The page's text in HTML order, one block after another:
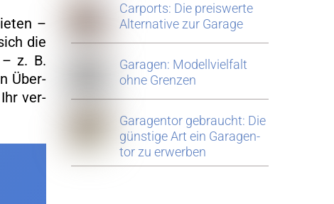
–
die
z. B.
Über­
Ihr ver­
Car­ports: Die preis­wer­te
Al­ter­na­ti­ve zur Ga­ra­ge
Ga­ra­gen: Mo­dell­viel­falt
ohne Gren­zen
Ga­ra­gen­tor ge­braucht: Die
güns­ti­ge Art ein Ga­ra­gen­
tor zu er­wer­ben